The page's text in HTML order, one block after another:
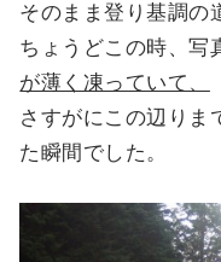
そのまま登り基調の
ちょうどこの時、写
が薄く凍っていて、
さすがにこの辺りま
た瞬間でした。